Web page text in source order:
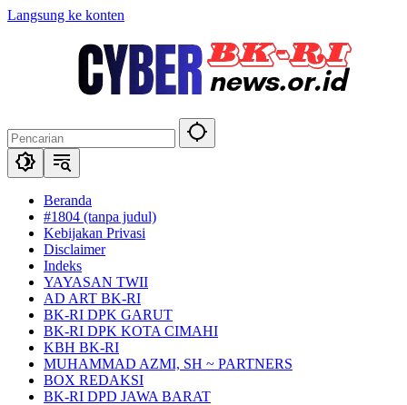
Langsung ke konten
Beranda
#1804 (tanpa judul)
Kebijakan Privasi
Disclaimer
Indeks
YAYASAN TWII
AD ART BK-RI
BK-RI DPK GARUT
BK-RI DPK KOTA CIMAHI
KBH BK-RI
MUHAMMAD AZMI, SH ~ PARTNERS
BOX REDAKSI
BK-RI DPD JAWA BARAT